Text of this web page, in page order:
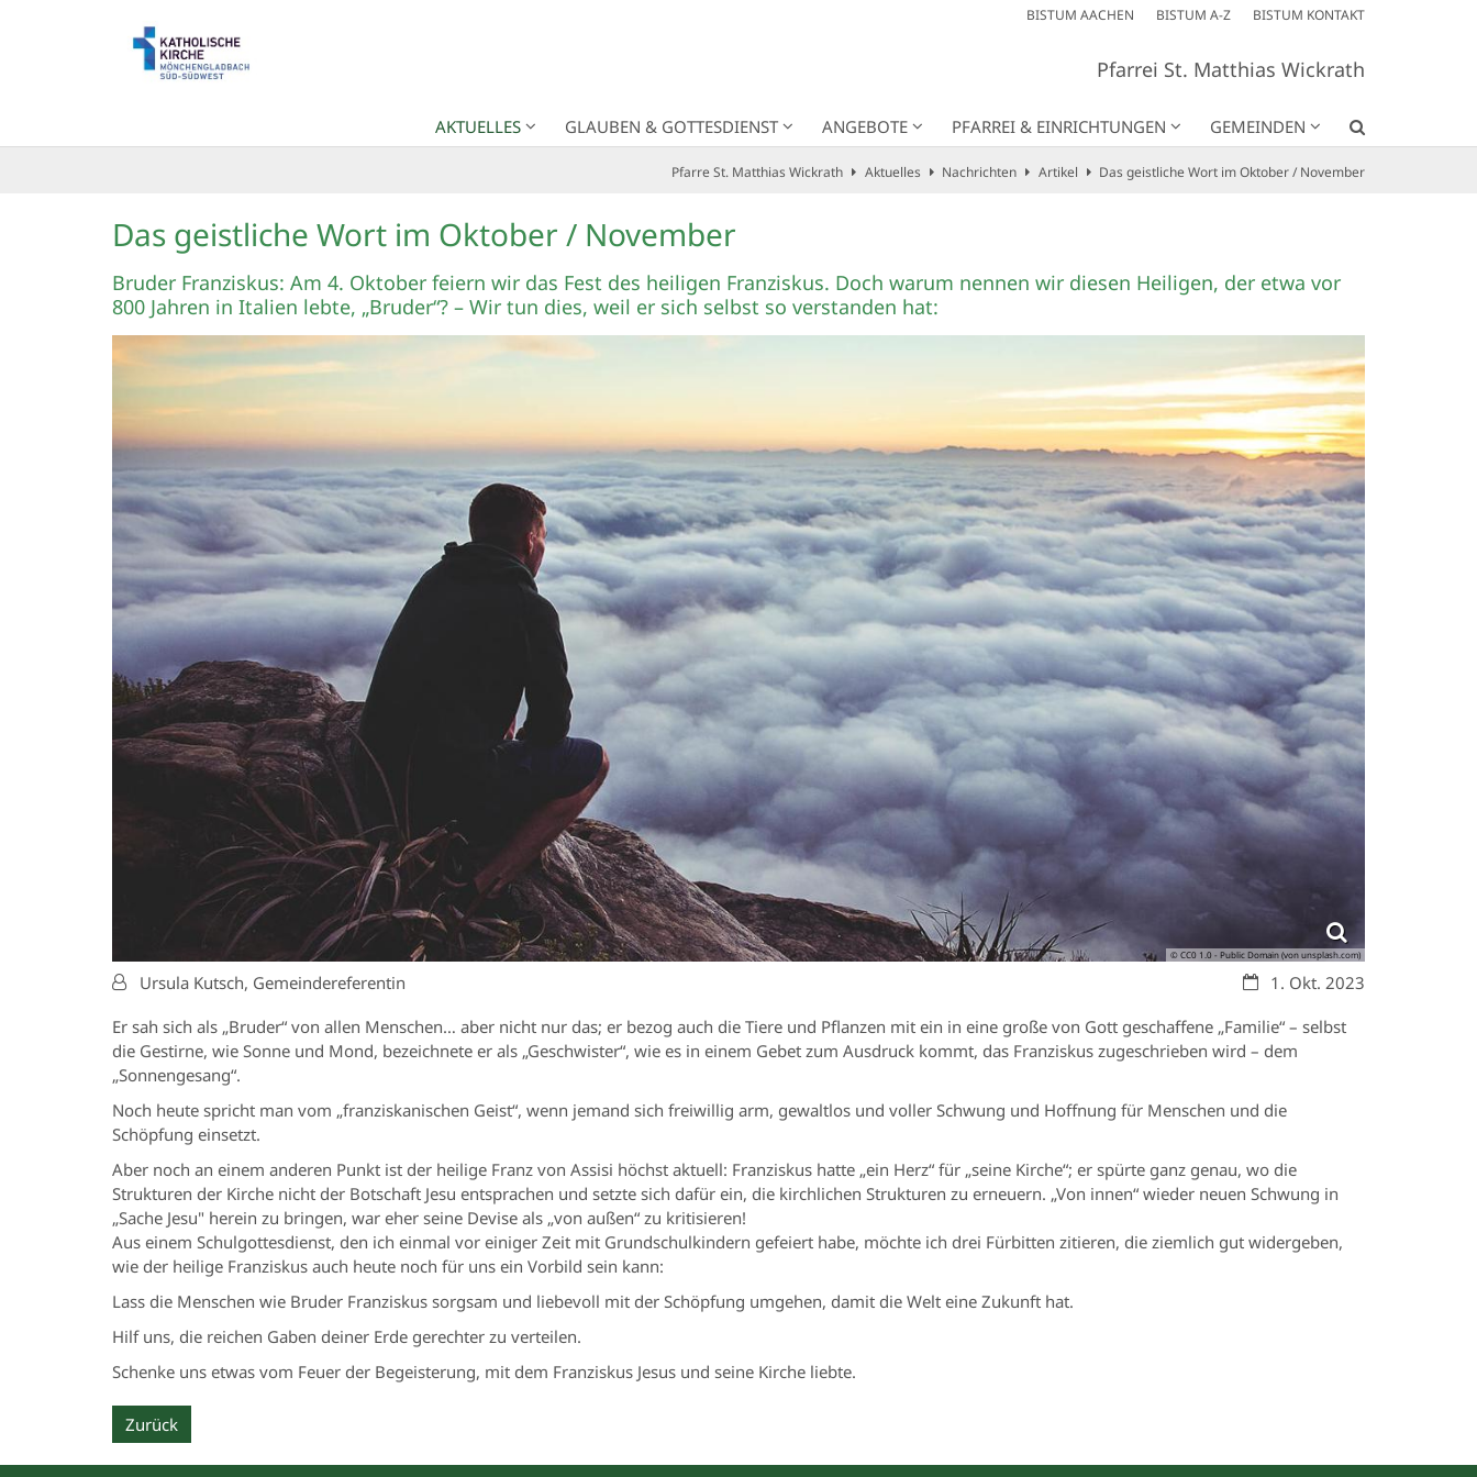
BISTUM AACHEN BISTUM A-Z BISTUM KONTAKT
Pfarrei St. Matthias Wickrath
AKTUELLES GLAUBEN & GOTTESDIENST ANGEBOTE PFARREI & EINRICHTUNGEN GEMEINDEN
Pfarre St. Matthias Wickrath Aktuelles Nachrichten Artikel Das geistliche Wort im Oktober / November
Das geistliche Wort im Oktober / November
Bruder Franziskus: Am 4. Oktober feiern wir das Fest des heiligen Franziskus. Doch warum nennen wir diesen Heiligen, der etwa vor
800 Jahren in Italien lebte, „Bruder“? – Wir tun dies, weil er sich selbst so verstanden hat:
© CC0 1.0 - Public Domain (von unsplash.com)
Datum:1. Okt. 2023
Von:Ursula Kutsch, Gemeindereferentin
Er sah sich als „Bruder“ von allen Menschen… aber nicht nur das; er bezog auch die Tiere und Pflanzen mit ein in eine große von Gott geschaffene „Familie“ – selbst
die Gestirne, wie Sonne und Mond, bezeichnete er als „Geschwister“, wie es in einem Gebet zum Ausdruck kommt, das Franziskus zugeschrieben wird – dem
„Sonnengesang“.
Noch heute spricht man vom „franziskanischen Geist“, wenn jemand sich freiwillig arm, gewaltlos und voller Schwung und Hoffnung für Menschen und die
Schöpfung einsetzt.
Aber noch an einem anderen Punkt ist der heilige Franz von Assisi höchst aktuell: Franziskus hatte „ein Herz“ für „seine Kirche“; er spürte ganz genau, wo die
Strukturen der Kirche nicht der Botschaft Jesu entsprachen und setzte sich dafür ein, die kirchlichen Strukturen zu erneuern. „Von innen“ wieder neuen Schwung in
„Sache Jesu" herein zu bringen, war eher seine Devise als „von außen“ zu kritisieren!
Aus einem Schulgottesdienst, den ich einmal vor einiger Zeit mit Grundschulkindern gefeiert habe, möchte ich drei Fürbitten zitieren, die ziemlich gut widergeben,
wie der heilige Franziskus auch heute noch für uns ein Vorbild sein kann:
Lass die Menschen wie Bruder Franziskus sorgsam und liebevoll mit der Schöpfung umgehen, damit die Welt eine Zukunft hat.
Hilf uns, die reichen Gaben deiner Erde gerechter zu verteilen.
Schenke uns etwas vom Feuer der Begeisterung, mit dem Franziskus Jesus und seine Kirche liebte.
Zurück